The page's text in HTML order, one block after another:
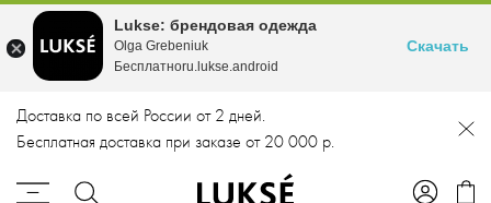
Доставка по всей России от 2 дней.
Бесплатная доставка при заказе от 20 000 р.
Lukse: брендовая одежда
Olga Grebeniuk
Бесплатноru.lukse.android
Скачать